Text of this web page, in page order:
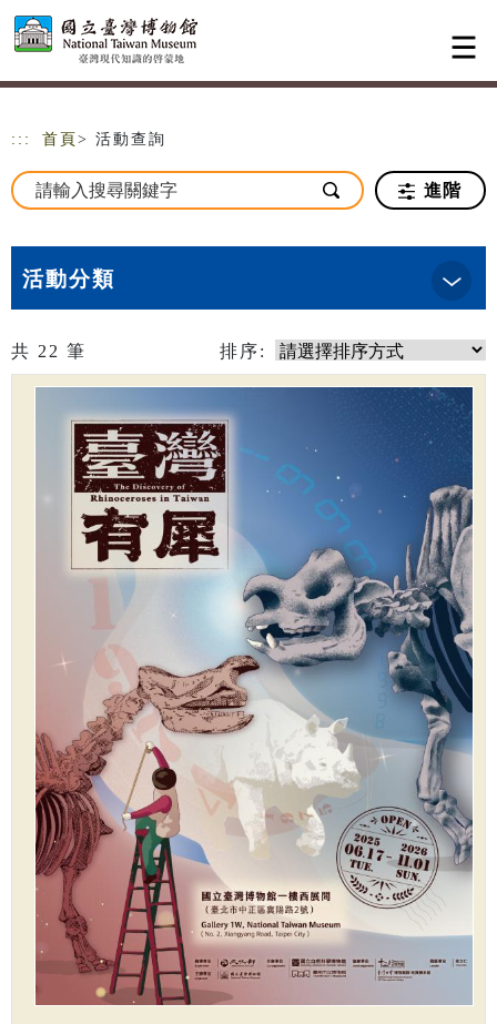
跳到主要內容
網站導覽
::: 首頁 > 活動查詢
進階
活動分類
共 22 筆 排序: